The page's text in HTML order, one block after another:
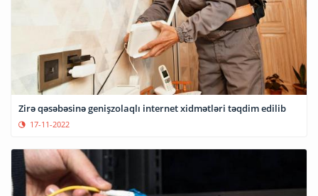
Zirə qəsəbəsinə genişzolaqlı internet xidmətləri təqdim edilib
17-11-2022